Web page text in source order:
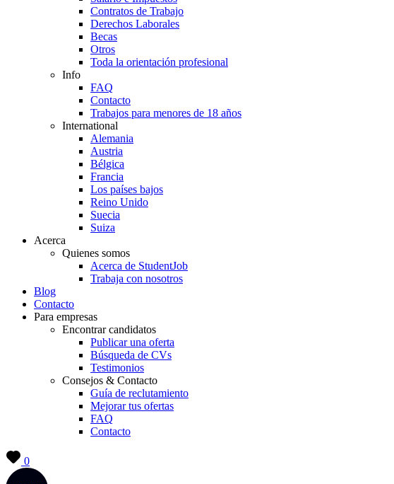
Contratos de Trabajo
Derechos Laborales
Becas
Otros
Toda la orientación profesional
Info
FAQ
Contacto
Trabajos para menores de 18 años
International
Alemania
Austria
Bélgica
Francia
Los países bajos
Reino Unido
Suecia
Suiza
Acerca
Quienes somos
Acerca de StudentJob
Trabaja con nosotros
Blog
Contacto
Para empresas
Encontrar candidatos
Publicar una oferta
Búsqueda de CVs
Testimonios
Consejos & Contacto
Guía de reclutamiento
Mejorar tus ofertas
FAQ
Contacto
0